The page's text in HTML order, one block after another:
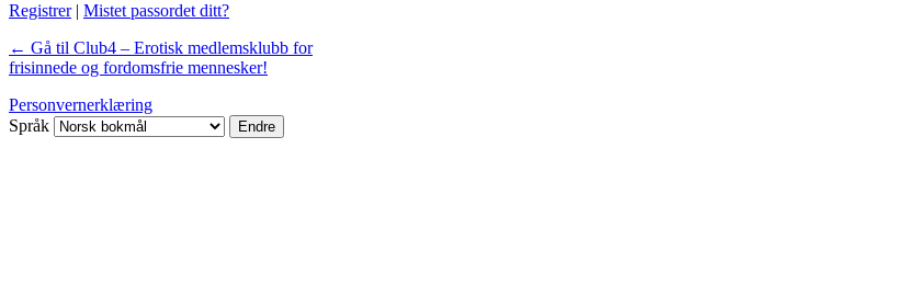
Registrer| Mistet passordet ditt?
← Gå til Club4 – Erotisk medlemsklubb for
frisinnede og fordomsfrie mennesker!
Personvernerklæring
Språk